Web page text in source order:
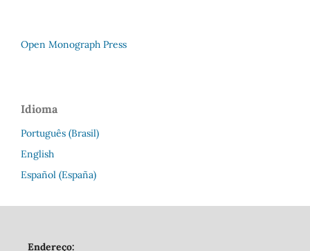
Open Monograph Press
Idioma
Português (Brasil)
English
Español (España)
Endereço: